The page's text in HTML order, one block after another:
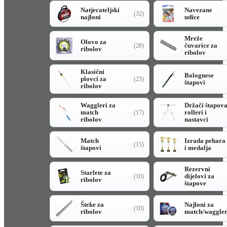
Natjecateljski
najloni
(32)
Navezane
udice
Olovo za
ribolov
(28)
Mreže
čuvarice za
ribolov
Klasični
plovci za
ribolov
(23)
Bolognese
štapovi
Waggleri za
match
ribolov
(17)
Držači štapova
rolleri i
nastavci
Match
štapovi
(15)
Izrada pehara
i medalja
Starlete za
ribolov
(10)
Rezervni
dijelovi za
štapove
Šteke za
ribolov
(10)
Najloni za
match/waggler